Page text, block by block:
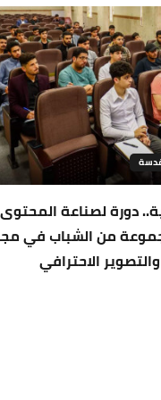
دورة لصناعة المحتوى
من الشباب في
الاحترافي